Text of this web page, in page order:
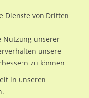
durch
in
Dienste von Dritten
Nutzung unserer
unsere
zu können.
in unseren